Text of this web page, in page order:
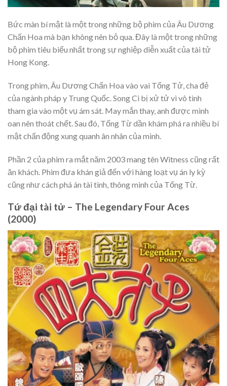
Bức màn bí mật là một trong những bộ phim của Âu Dương
Chấn Hoa mà bạn không nên bỏ qua. Đây là một trong những
bộ phim tiêu biểu nhất trong sự nghiệp diễn xuất của tài tử
Hong Kong.
Trong phim, Âu Dương Chấn Hoa vào vai Tống Tử, cha đẻ
của ngành pháp y Trung Quốc. Song Ci bị xử tử vì vô tình
tham gia vào một vụ ám sát. May mắn thay, anh được minh
oan nên thoát chết. Sau đó, Tống Từ dần khám phá ra nhiều bí
mật chấn động xung quanh ân nhân của mình.
Phần 2 của phim ra mắt năm 2003 mang tên Witness cũng rất
ăn khách. Phim đưa khán giả đến với hàng loạt vụ án ly kỳ
cũng như cách phá án tài tình, thông minh của Tống Từ.
Tứ đại tài tử – The Legendary Four Aces
(2000)